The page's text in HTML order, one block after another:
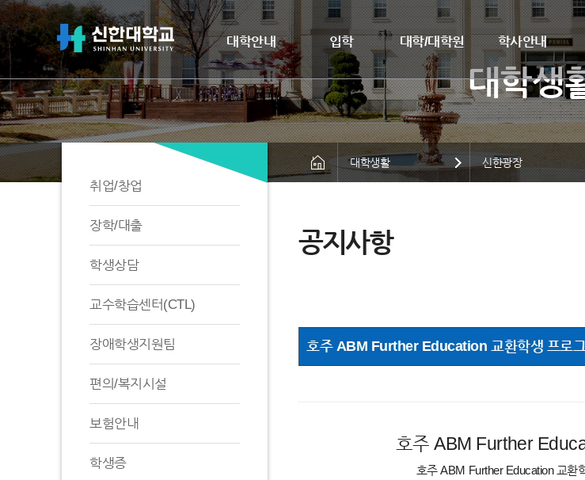
대학안내 입학 대학/대학원 학사안내
취업/창업
장학/대출
학생상담
교수학습센터(CTL)
장애학생지원팀
편의/복지시설
보험안내
학생증
대학생활 신한광장
공지사항
호주 ABM Further Education 교환학생 프로
호주 ABM Further
호주 ABM Further Education 교환